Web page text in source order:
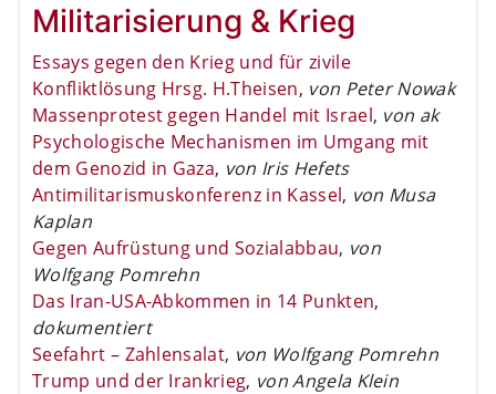
Militarisierung & Krieg
Essays gegen den Krieg und für zivile
Konfliktlösung Hrsg. H.Theisen, von Peter Nowak
Massenprotest gegen Handel mit Israel, von ak
Psychologische Mechanismen im Umgang mit
dem Genozid in Gaza, von Iris Hefets
Antimilitarismuskonferenz in Kassel, von Musa
Kaplan
Gegen Aufrüstung und Sozialabbau, von
Wolfgang Pomrehn
Das Iran-USA-Abkommen in 14 Punkten,
dokumentiert
Seefahrt – Zahlensalat, von Wolfgang Pomrehn
Trump und der Irankrieg, von Angela Klein